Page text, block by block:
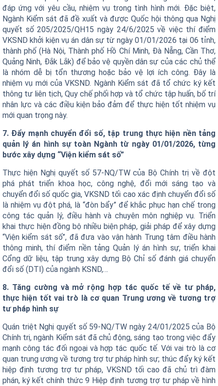
đáp ứng với yêu cầu, nhiệm vụ trong tình hình mới. Đặc biệt,
Ngành Kiểm sát đã đề xuất và được Quốc hội thông qua Nghị
quyết số 205/2025/QH15 ngày 24/6/2025 về việc thí điểm
VKSND khởi kiện vụ án dân sự từ ngày 01/01/2026 tại 06 tỉnh,
thành phố (Hà Nội, Thành phố Hồ Chí Minh, Đà Nẵng, Cần Thơ,
Quảng Ninh, Đắk Lắk) để bảo vệ quyền dân sự của các chủ thể
là nhóm dễ bị tổn thương hoặc bảo vệ lợi ích công. Đây là
nhiệm vụ mới của VKSND. Ngành Kiểm sát đã tổ chức ký kết
thông tư liên tịch, Quy chế phối hợp và tổ chức tập huấn, bố trí
nhân lực và các điều kiện bảo đảm để thực hiện tốt nhiệm vụ
mới quan trọng này.
7. Đẩy mạnh chuyển đổi số, tập trung thực hiện nền tảng
quản lý án hình sự toàn Ngành từ ngày 01/01/2026, từng
bước xây dựng “Viện kiểm sát số”
Thực hiện Nghị quyết số 57-NQ/TW của Bộ Chính trị về đột
phá phát triển khoa học, công nghệ, đổi mới sáng tạo và
chuyển đổi số quốc gia, VKSND tối cao xác định chuyển đổi số
là nhiệm vụ đột phá, là “đòn bẩy” để khắc phục hạn chế trong
công tác quản lý, điều hành và chuyên môn nghiệp vụ. Triển
khai thực hiện đồng bộ nhiều biện pháp, giải pháp để xây dựng
“Viện kiểm sát số”, đã đưa vào vận hành Trung tâm điều hành
thông minh, thí điểm nền tảng Quản lý án hình sự, triển khai
Cổng dữ liệu, tập trung xây dựng Bộ Chỉ số đánh giá chuyển
đổi số (DTI) của ngành KSND,…
8. Tăng cường và mở rộng hợp tác quốc tế về tư pháp,
thực hiện tốt vai trò là cơ quan Trung ương về tương trợ
tư pháp hình sự
Quán triệt Nghị quyết số 59-NQ/TW ngày 24/01/2025 của Bộ
Chính trị, ngành Kiểm sát đã chủ động, sáng tạo trong việc đẩy
mạnh công tác đối ngoại và hợp tác quốc tế. Với vai trò là cơ
quan trung ương về tương trợ tư pháp hình sự; thúc đẩy ký kết
hiệp định tương trợ tư pháp, VKSND tối cao đã chủ trì đàm
phán, ký kết chính thức 9 Hiệp định tương trợ tư pháp về hình